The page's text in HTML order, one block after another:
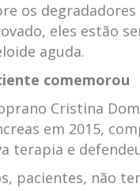
os
eles estão
aguda.
comemorou
Cristina
em 2015,
terapia e
pacientes, não